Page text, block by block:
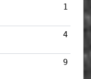
1
4
9